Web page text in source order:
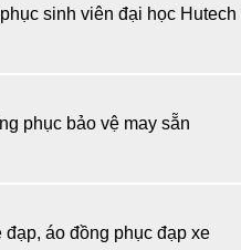
sinh viên đại học Hutech
phục bảo vệ may sẵn
đạp, áo đồng phục đạp xe